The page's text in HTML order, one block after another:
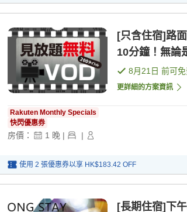
[只含住宿]路
10分鐘！無論
8月21日 前可
更詳細的方案資訊
Rakuten Monthly Specials
快閃優惠券
房價： 1 晚 | |
使用 2 張優惠券以享 HK$183.42 OFF
[長期住宿]下